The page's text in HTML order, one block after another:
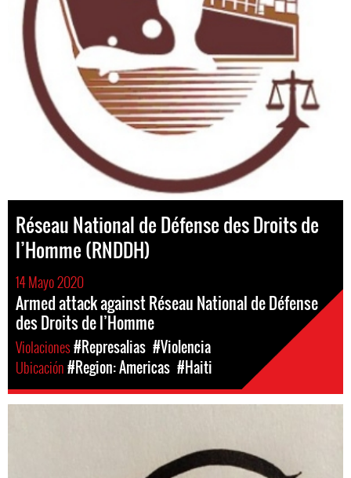
Réseau National de Défense des Droits de
l’Homme (RNDDH)
14 Mayo 2020
Armed attack against Réseau National de Défense
des Droits de l’Homme
Violaciones#Represalias #Violencia
Ubicación#Region: Americas #Haiti